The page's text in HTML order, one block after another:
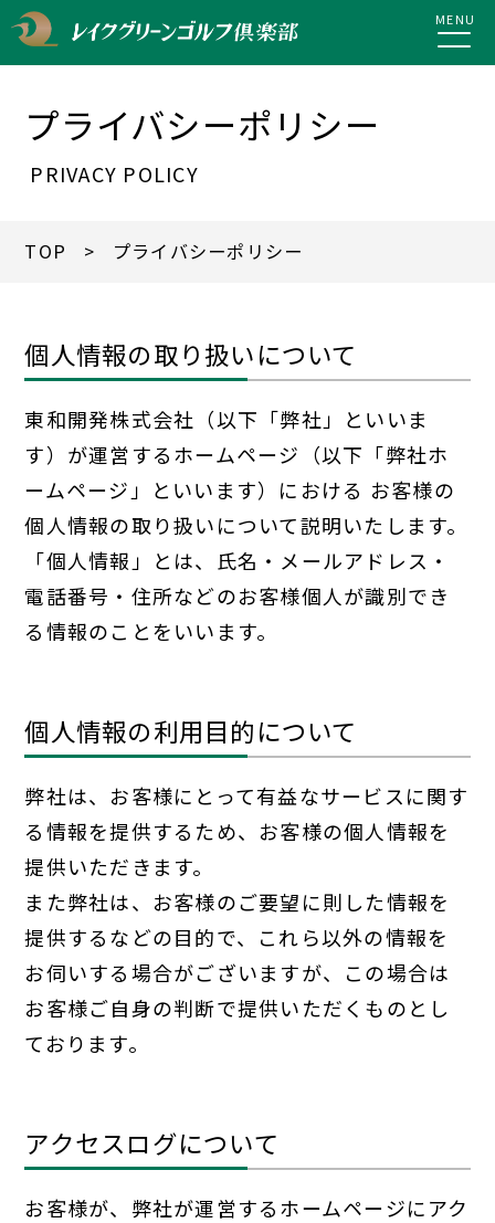
MENU
プライバシーポリシー
PRIVACY POLICY
TOP > プライバシーポリシー
個人情報の取り扱いについて
東和開発株式会社（以下「弊社」といいま
す）が運営するホームページ（以下「弊社ホ
ームページ」といいます）における お客様の
個人情報の取り扱いについて説明いたします。
「個人情報」とは、氏名・メールアドレス・
電話番号・住所などのお客様個人が識別でき
る情報のことをいいます。
個人情報の利用目的について
弊社は、お客様にとって有益なサービスに関す
る情報を提供するため、お客様の個人情報を
提供いただきます。
また弊社は、お客様のご要望に則した情報を
提供するなどの目的で、これら以外の情報を
お伺いする場合がございますが、この場合は
お客様ご自身の判断で提供いただくものとし
ております。
アクセスログについて
お客様が、弊社が運営するホームページにアク